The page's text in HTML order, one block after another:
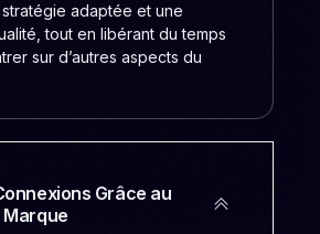
adaptée et une
tout en libérant du temps
sur d’autres aspects du
Grâce au